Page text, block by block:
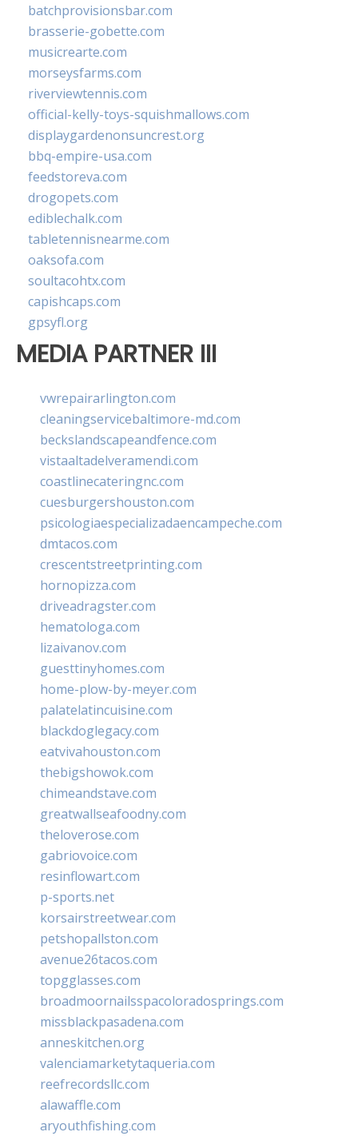
batchprovisionsbar.com
brasserie-gobette.com
musicrearte.com
morseysfarms.com
riverviewtennis.com
official-kelly-toys-squishmallows.com
displaygardenonsuncrest.org
bbq-empire-usa.com
feedstoreva.com
drogopets.com
ediblechalk.com
tabletennisnearme.com
oaksofa.com
soultacohtx.com
capishcaps.com
gpsyfl.org
MEDIA PARTNER III
vwrepairarlington.com
cleaningservicebaltimore-md.com
beckslandscapeandfence.com
vistaaltadelveramendi.com
coastlinecateringnc.com
cuesburgershouston.com
psicologiaespecializadaencampeche.com
dmtacos.com
crescentstreetprinting.com
hornopizza.com
driveadragster.com
hematologa.com
lizaivanov.com
guesttinyhomes.com
home-plow-by-meyer.com
palatelatincuisine.com
blackdoglegacy.com
eatvivahouston.com
thebigshowok.com
chimeandstave.com
greatwallseafoodny.com
theloverose.com
gabriovoice.com
resinflowart.com
p-sports.net
korsairstreetwear.com
petshopallston.com
avenue26tacos.com
topgglasses.com
broadmoornailsspacoloradosprings.com
missblackpasadena.com
anneskitchen.org
valenciamarketytaqueria.com
reefrecordsllc.com
alawaffle.com
aryouthfishing.com